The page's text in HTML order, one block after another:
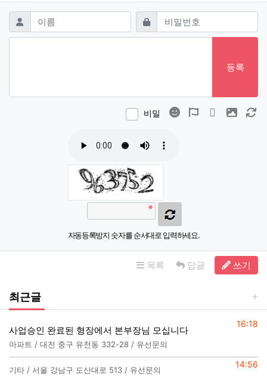
댓글쓰기
이름 필수 비밀번호필수
등록
비밀 이모티콘폰트어썸
동영상 이미지
자동등록방지 숫자를 순서대로 입력하세요.
목록 답글 쓰기
최근글
등록일
16:18
사업승인 완료된 형장에서 본부장님 모십니다
아파트 / 대전 중구 유천동 332-28 / 유선문의
등록일
14:56
기타 / 서울 강남구 도산대로 513 / 유선문의